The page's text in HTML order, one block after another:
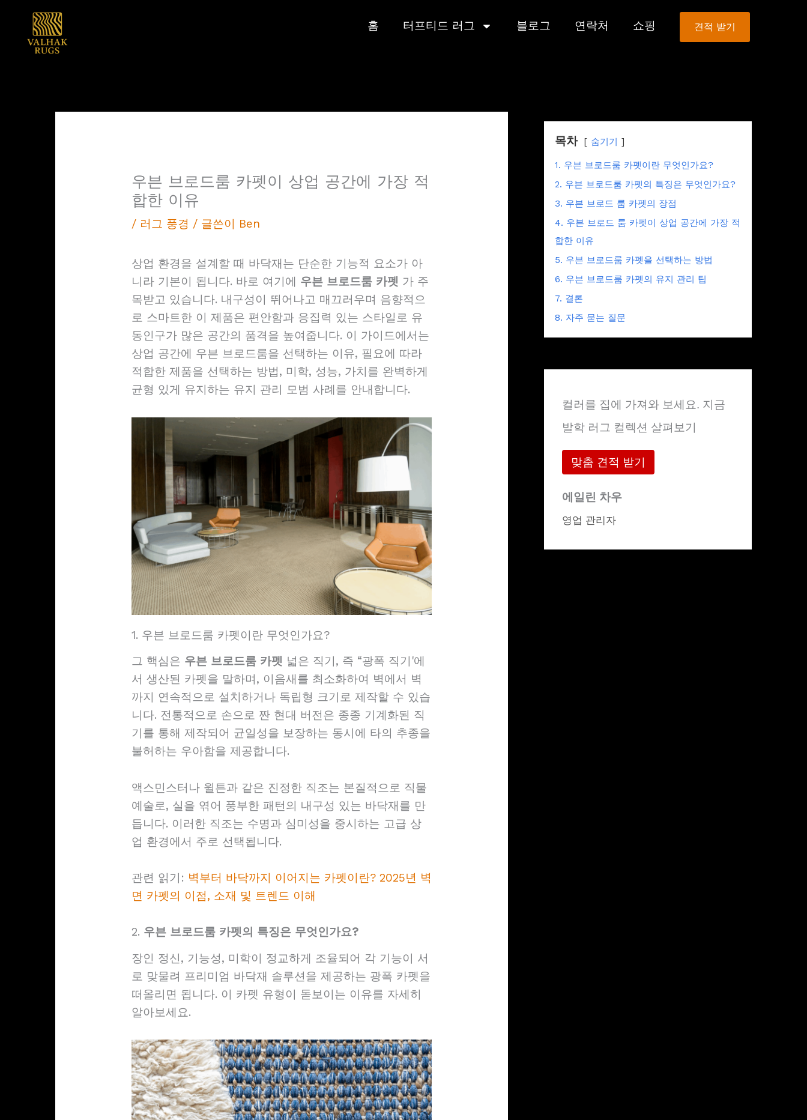
홈 터프티드 러그 블로그 연락처 쇼핑 견적 받기
우븐 브로드룸 카펫이 상업 공간에 가장 적
합한 이유
/ 러그 풍경 / 글쓴이 Ben
상업 환경을 설계할 때 바닥재는 단순한 기능적 요소가 아
니라 기본이 됩니다. 바로 여기에 우븐 브로드룸 카펫 가 주
목받고 있습니다. 내구성이 뛰어나고 매끄러우며 음향적으
로 스마트한 이 제품은 편안함과 응집력 있는 스타일로 유
동인구가 많은 공간의 품격을 높여줍니다. 이 가이드에서는
상업 공간에 우븐 브로드룸을 선택하는 이유, 필요에 따라
적합한 제품을 선택하는 방법, 미학, 성능, 가치를 완벽하게
균형 있게 유지하는 유지 관리 모범 사례를 안내합니다.
1. 우븐 브로드룸 카펫이란 무엇인가요?
그 핵심은 우븐 브로드룸 카펫 넓은 직기, 즉 “광폭 직기'에
서 생산된 카펫을 말하며, 이음새를 최소화하여 벽에서 벽
까지 연속적으로 설치하거나 독립형 크기로 제작할 수 있습
니다. 전통적으로 손으로 짠 현대 버전은 종종 기계화된 직
기를 통해 제작되어 균일성을 보장하는 동시에 타의 추종을
불허하는 우아함을 제공합니다.
액스민스터나 윌튼과 같은 진정한 직조는 본질적으로 직물
예술로, 실을 엮어 풍부한 패턴의 내구성 있는 바닥재를 만
듭니다. 이러한 직조는 수명과 심미성을 중시하는 고급 상
업 환경에서 주로 선택됩니다.
관련 읽기: 벽부터 바닥까지 이어지는 카펫이란? 2025년 벽
면 카펫의 이점, 소재 및 트렌드 이해
2. 우븐 브로드룸 카펫의 특징은 무엇인가요?
장인 정신, 기능성, 미학이 정교하게 조율되어 각 기능이 서
로 맞물려 프리미엄 바닥재 솔루션을 제공하는 광폭 카펫을
떠올리면 됩니다. 이 카펫 유형이 돋보이는 이유를 자세히
알아보세요.
목차 숨기기
1. 우븐 브로드룸 카펫이란 무엇인가요?
2. 우븐 브로드룸 카펫의 특징은 무엇인가요?
3. 우븐 브로드 룸 카펫의 장점
4. 우븐 브로드 룸 카펫이 상업 공간에 가장 적
합한 이유
5. 우븐 브로드룸 카펫을 선택하는 방법
6. 우븐 브로드룸 카펫의 유지 관리 팁
7. 결론
8. 자주 묻는 질문
컬러를 집에 가져와 보세요. 지금
발학 러그 컬렉션 살펴보기
맞춤 견적 받기
에일린 차우
영업 관리자